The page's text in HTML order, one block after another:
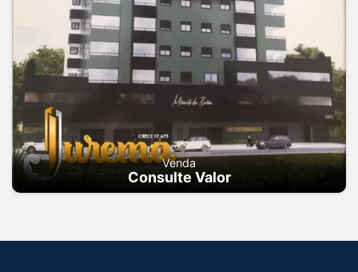
Venda
Consulte Valor